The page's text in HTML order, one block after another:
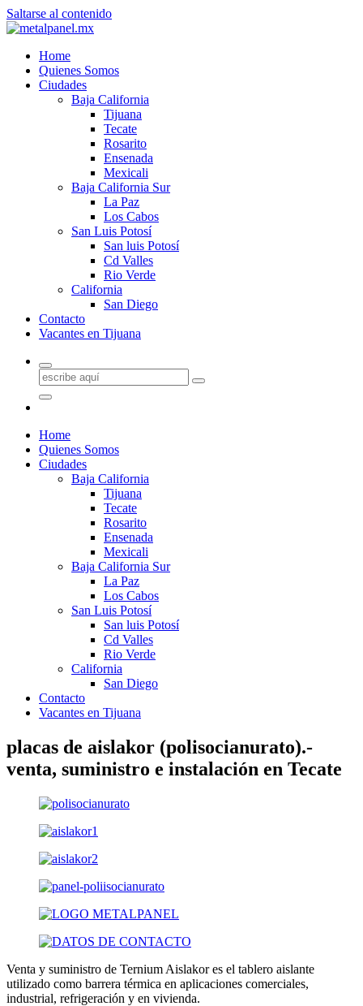
Saltarse al contenido
Home
Quienes Somos
Ciudades
Baja California
Tijuana
Tecate
Rosarito
Ensenada
Mexicali
Baja California Sur
La Paz
Los Cabos
San Luis Potosí
San luis Potosí
Cd Valles
Rio Verde
California
San Diego
Contacto
Vacantes en Tijuana
Home
Quienes Somos
Ciudades
Baja California
Tijuana
Tecate
Rosarito
Ensenada
Mexicali
Baja California Sur
La Paz
Los Cabos
San Luis Potosí
San luis Potosí
Cd Valles
Rio Verde
California
San Diego
Contacto
Vacantes en Tijuana
placas de aislakor (polisocianurato).-
venta, suministro e instalación en Tecate
Venta y suministro de Ternium Aislakor es el tablero aislante
utilizado como barrera térmica en aplicaciones comerciales,
industrial, refrigeración y en vivienda.